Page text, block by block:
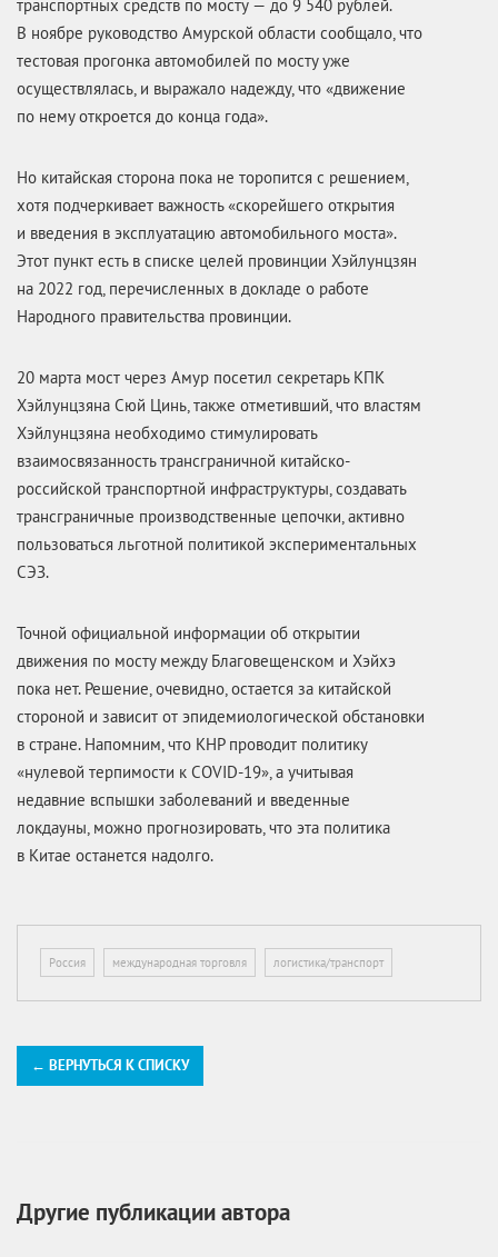
транспортных средств по мосту — до 9 540 рублей.
В ноябре руководство Амурской области сообщало, что
тестовая прогонка автомобилей по мосту уже
осуществлялась, и выражало надежду, что «движение
по нему откроется до конца года».
Но китайская сторона пока не торопится с решением,
хотя подчеркивает важность «скорейшего открытия
и введения в эксплуатацию автомобильного моста».
Этот пункт есть в списке целей провинции Хэйлунцзян
на 2022 год, перечисленных в докладе о работе
Народного правительства провинции.
20 марта мост через Амур посетил секретарь КПК
Хэйлунцзяна Сюй Цинь, также отметивший, что властям
Хэйлунцзяна необходимо стимулировать
взаимосвязанность трансграничной китайско-
российской транспортной инфраструктуры, создавать
трансграничные производственные цепочки, активно
пользоваться льготной политикой экспериментальных
СЭЗ.
Точной официальной информации об открытии
движения по мосту между Благовещенском и Хэйхэ
пока нет. Решение, очевидно, остается за китайской
стороной и зависит от эпидемиологической обстановки
в стране. Напомним, что КНР проводит политику
«нулевой терпимости к COVID-19», а учитывая
недавние вспышки заболеваний и введенные
локдауны, можно прогнозировать, что эта политика
в Китае останется надолго.
Россия международная торговля логистика/транспорт
← ВЕРНУТЬСЯ К СПИСКУ
Другие публикации автора